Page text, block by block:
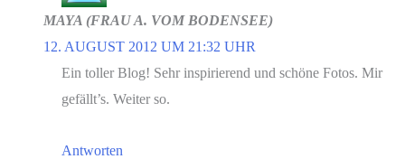
MAYA (FRAU A. VOM BODENSEE)
12. AUGUST 2012 UM 21:32 UHR
Ein toller Blog! Sehr inspirierend und schöne Fotos. Mir
gefällt’s. Weiter so.
Antworten